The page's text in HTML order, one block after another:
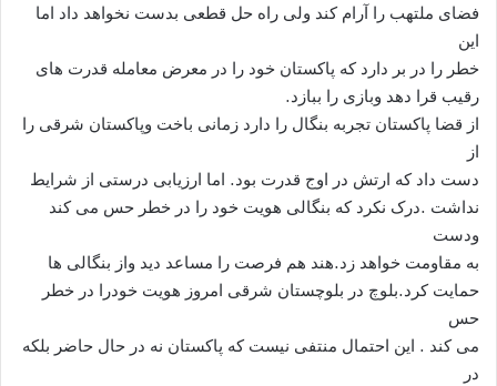
فضای ملتهب را آرام کند ولی راه حل قطعی بدست نخواهد داد اما
این
خطر را در بر دارد که پاکستان خود را در معرض معامله قدرت های
رقیب قرا دهد وبازی را ببازد.
از قضا پاکستان تجربه بنگال را دارد زمانی باخت وپاکستان شرقی را
از
دست داد که ارتش در اوج قدرت بود. اما ارزیابی درستی از شرایط
نداشت .درک نکرد که بنگالی هویت خود را در خطر حس می کند
ودست
به مقاومت خواهد زد.هند هم فرصت را مساعد دید واز بنگالی ها
حمایت کرد.بلوچ در بلوچستان شرقی امروز هویت خودرا در خطر
حس
می کند . این احتمال منتفی نیست که پاکستان نه در حال حاضر بلکه
در